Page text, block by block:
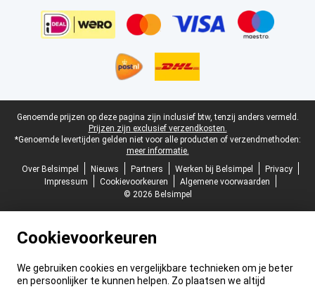
Juridische voettekst
Genoemde prijzen op deze pagina zijn inclusief btw, tenzij anders vermeld.
Prijzen zijn exclusief verzendkosten.
*Genoemde levertijden gelden niet voor alle producten of verzendmethoden:
meer informatie.
Over Belsimpel
Nieuws Partners Werken bij Belsimpel
Privacy
Impressum
Cookievoorkeuren
Algemene voorwaarden
© 2026 Belsimpel
Cookievoorkeuren
We gebruiken cookies en vergelijkbare technieken om je beter
en persoonlijker te kunnen helpen. Zo plaatsen we altijd